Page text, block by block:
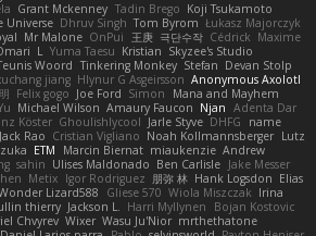
Grant Mckenney Tadin Brego Koji Tsukamoto
Universe Dhruv Singh Tom Byrom Łukasz Majorczyk
Mr Malone OnPui 王庚 극단수작 Cédrick Maxime
L Yuma Taesu Kristian Skyzee's Studio
Woord Tinkering Monkey Stefan Devan Stolp
jiang Hlynur G Asgeirsson Anonymous Axolotl
Felix gogo Joe Ford Simon
Mana and Mayhem
Michael Wilson Amaury Faucon Njan Adenta Dar
Köster Ghoulishlycool Jarle Styve DHFG
name
Jack Rao Cristian Vigliano Noah Kollmannsberger Lutz
ETM Marcin Biernat miaukenzie Andrew
sahin Ulises Maldonado Ben Carlisle Jake Messer
Metix Igor Rodriguez 朋弥 林 Hank Logsdon Elias
Lizard588 Gliese 570 Wiola Miszczak Irina
thierry Jackson L. Harri Myllynen
Bojan Kostovic
Chvyrev Wixer Wasu Ju'Nior mrthethatone